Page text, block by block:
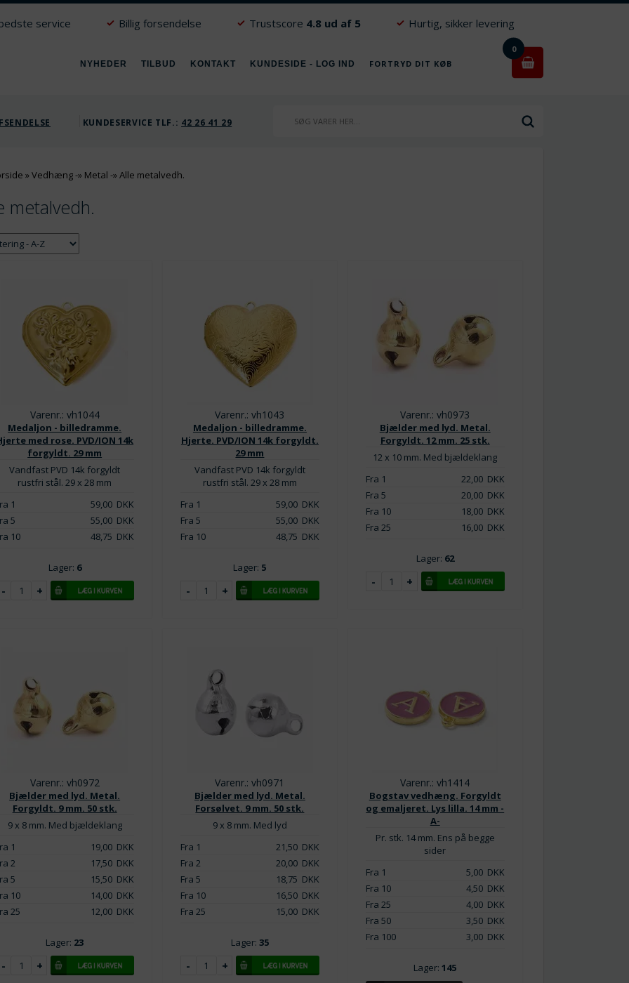
bedste service Billig forsendelse Trustscore 4.8 ud af 5 Hurtig, sikker levering
NYHEDER TILBUD KONTAKT KUNDESIDE - LOG IND FORTRYD DIT KØB
0
KUNDESERVICE TLF.: 42 26 41 29
»Vedhæng-» Metal -»Alle metalvedh.
metalvedh.
Varenr.: vh1044
Medaljon - billedramme.
med rose. PVD/ION 14k
forgyldt. 29 mm
Vandfast PVD 14k forgyldt
rustfri stål. 29 x 28 mm
1
59,00 DKK
5
55,00 DKK
10
48,75 DKK
Lager: 6
Varenr.: vh1043
Medaljon - billedramme.
Hjerte. PVD/ION 14k forgyldt.
29 mm
Vandfast PVD 14k forgyldt
rustfri stål. 29 x 28 mm
Fra 1
59,00DKK
Fra 5
55,00DKK
Fra 10
48,75 DKK
Lager: 5
Varenr.: vh0973
Bjælder med lyd. Metal.
Forgyldt. 12 mm. 25 stk.
12 x 10 mm. Med bjældeklang
Fra 1
22,00DKK
Fra 5
20,00DKK
Fra 10
18,00DKK
Fra 25
16,00DKK
Lager: 62
Varenr.: vh0972
Bjælder med lyd. Metal.
Forgyldt. 9 mm. 50 stk.
9 x 8 mm. Med bjældeklang
1
19,00 DKK
2
17,50 DKK
5
15,50 DKK
10
14,00 DKK
25
12,00 DKK
Lager: 23
Varenr.: vh0971
Bjælder med lyd. Metal.
Forsølvet. 9 mm. 50 stk.
9 x 8 mm. Med lyd
Fra 1
21,50DKK
Fra 2
20,00DKK
Fra 5
18,75 DKK
Fra 10
16,50DKK
Fra 25
15,00DKK
Lager: 35
Varenr.: vh1414
Bogstav vedhæng. Forgyldt
og emaljeret. Lys lilla. 14 mm -
A-
Pr. stk. 14 mm. Ens på begge
sider
Fra 1
5,00DKK
Fra 10
4,50DKK
Fra 25
4,00DKK
Fra 50
3,50DKK
Fra 100
3,00DKK
Lager:145